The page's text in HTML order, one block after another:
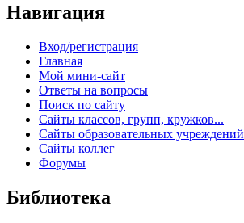
Навигация
Вход/регистрация
Главная
Мой мини-сайт
Ответы на вопросы
Поиск по сайту
Сайты классов, групп, кружков...
Сайты образовательных учреждений
Сайты коллег
Форумы
Библиотека